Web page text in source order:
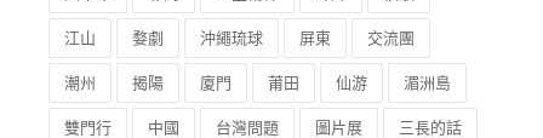
江山 婺劇 沖繩琉球 屏東 交流團
潮州 揭陽 廈門 莆田 仙游 湄洲島
雙門行 中國 台灣問題 圖片展 三長的話